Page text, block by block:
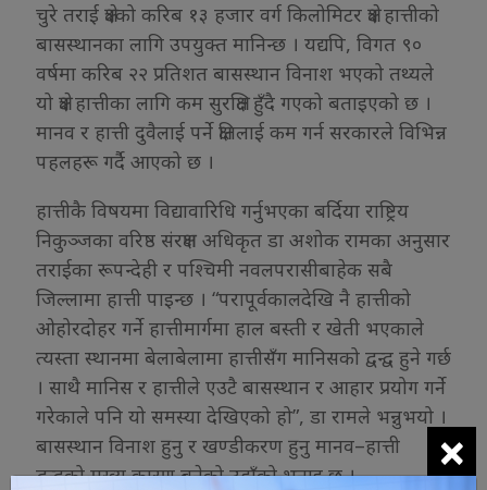
चुरे तराई क्षेत्रको करिब १३ हजार वर्ग किलोमिटर क्षेत्र हात्तीको
बासस्थानका लागि उपयुक्त मानिन्छ । यद्यपि, विगत ९०
वर्षमा करिब २२ प्रतिशत बासस्थान विनाश भएको तथ्यले
यो क्षेत्र हात्तीका लागि कम सुरक्षित हुँदै गएको बताइएको छ ।
मानव र हात्ती दुवैलाई पर्ने क्षतिलाई कम गर्न सरकारले विभिन्न
पहलहरू गर्दै आएको छ ।
हात्तीकै विषयमा विद्यावारिधि गर्नुभएका बर्दिया राष्ट्रिय
निकुञ्जका वरिष्ठ संरक्षण अधिकृत डा अशोक रामका अनुसार
तराईका रूपन्देही र पश्चिमी नवलपरासीबाहेक सबै
जिल्लामा हात्ती पाइन्छ । “परापूर्वकालदेखि नै हात्तीको
ओहोरदोहर गर्ने हात्तीमार्गमा हाल बस्ती र खेती भएकाले
त्यस्ता स्थानमा बेलाबेलामा हात्तीसँग मानिसको द्वन्द्व हुने गर्छ
। साथै मानिस र हात्तीले एउटै बासस्थान र आहार प्रयोग गर्ने
गरेकाले पनि यो समस्या देखिएको हो”, डा रामले भन्नुभयो ।
बासस्थान विनाश हुनु र खण्डीकरण हुनु मानव–हात्ती
द्वन्द्वको मुख्य कारण बनेको उहाँको भनाइ छ ।
×